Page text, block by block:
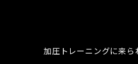
加圧トレーニングに来ら